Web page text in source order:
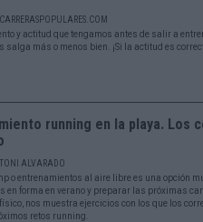
y actitud que tengamos antes de salir a
salga más o menos bien. ¡Si la actitud es
running en la playa. Los
ALVARADO
o entrenamientos al aire libre es una opción
en forma en verano y preparar las próximas
nos muestra ejercicios con los que los
retos running.